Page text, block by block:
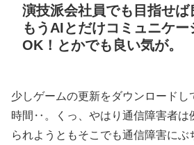
演技派会社員でも目指せば
もうAIとだけコミュニケ
OK！とかでも良い気が。
少しゲームの更新をダウンロードし
時間‥。くっ、やはり通信障害者は
られようともそこでも通信障害にぶ